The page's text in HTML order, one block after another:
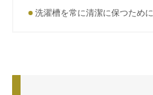
洗濯槽を常に清潔に保つために